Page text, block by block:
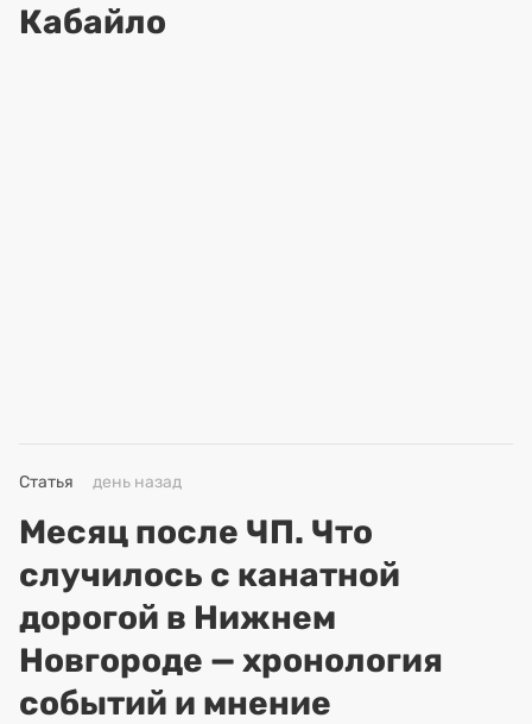
Кабайло
Статья день назад
Месяц после ЧП. Что
случилось с канатной
дорогой в Нижнем
Новгороде — хронология
событий и мнение